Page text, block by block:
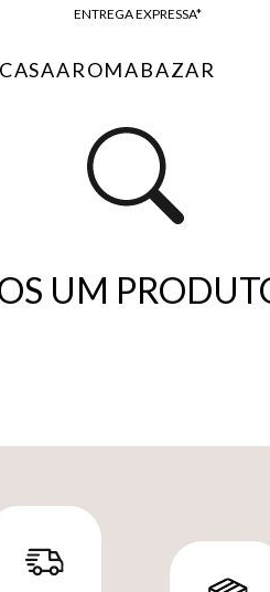
ENTREGA EXPRESSA*
BAIXE O APP
CASAAROMABAZAR
UM